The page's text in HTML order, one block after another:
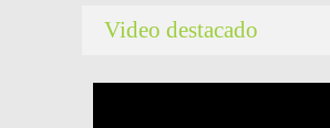
Video destacado